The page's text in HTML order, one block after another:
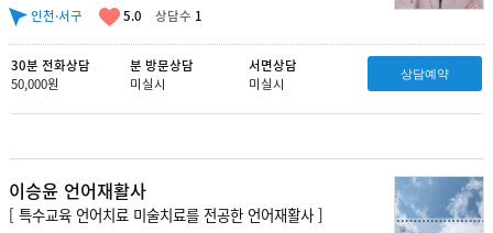
인천·서구 5.0 상담수 1
30분 전화상담
50,000원
분 방문상담
미실시
서면상담
미실시
상담예약
이승윤 언어재활사
[ 특수교육 언어치료 미술치료를 전공한 언어재활사 ]